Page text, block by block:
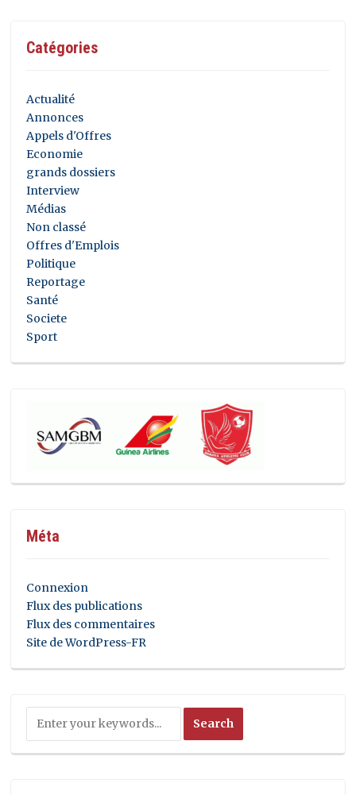
Catégories
Actualité
Annonces
Appels d'Offres
Economie
grands dossiers
Interview
Médias
Non classé
Offres d'Emplois
Politique
Reportage
Santé
Societe
Sport
Méta
Connexion
Flux des publications
Flux des commentaires
Site de WordPress-FR